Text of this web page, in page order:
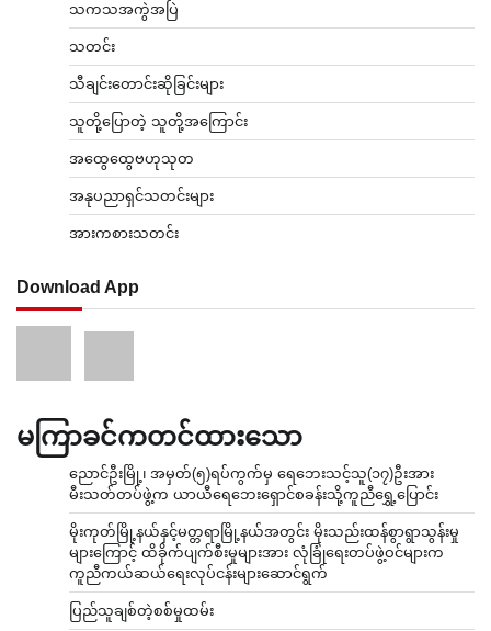
သကသအကွဲအပြဲ
သတင်း
သီချင်းတောင်းဆိုခြင်းများ
သူတို့ပြောတဲ့ သူတို့အကြောင်း
အထွေထွေဗဟုသုတ
အနုပညာရှင်သတင်းများ
အားကစားသတင်း
Download App
မကြာခင်ကတင်ထားသော
ညောင်ဦးမြို့၊ အမှတ်(၅)ရပ်ကွက်မှ ရေဘေးသင့်သူ(၁၇)ဦးအား
မီးသတ်တပ်ဖွဲ့က ယာယီရေဘေးရှောင်စခန်းသို့ကူညီရွှေ့ပြောင်း
မိုးကုတ်မြို့နယ်နှင့်မတ္တရာမြို့နယ်အတွင်း မိုးသည်းထန်စွာရွာသွန်းမှု
များကြောင့် ထိခိုက်ပျက်စီးမှုများအား လုံခြုံရေးတပ်ဖွဲ့ဝင်များက
ကူညီကယ်ဆယ်ရေးလုပ်ငန်းများဆောင်ရွက်
ပြည်သူချစ်တဲ့စစ်မှုထမ်း